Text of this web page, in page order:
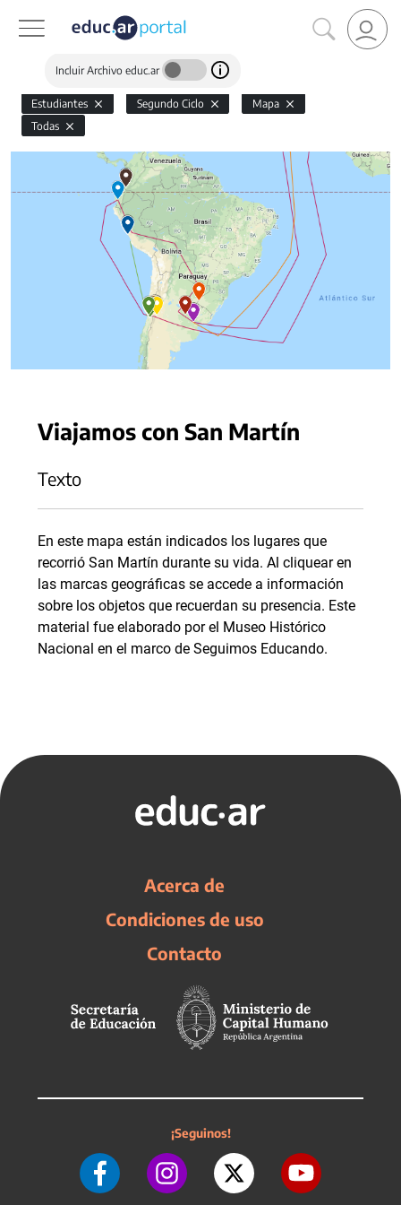
Incluir Archivo educ.ar
Estudiantes Segundo Ciclo
Mapa
Todas
Viajamos con San Martín
Texto
En este mapa están indicados los lugares que
recorrió San Martín durante su vida. Al cliquear en
las marcas geográficas se accede a información
sobre los objetos que recuerdan su presencia. Este
material fue elaborado por el Museo Histórico
Nacional en el marco de Seguimos Educando.
Acerca de
Condiciones de uso
Contacto
¡Seguinos!